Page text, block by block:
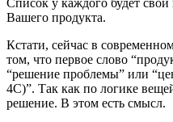
Вашего продукта.
Кстати, сейчас в
том, что первое слово
“решение проблемы” или
4C)”. Так как по логике
решение. В этом есть смысл.